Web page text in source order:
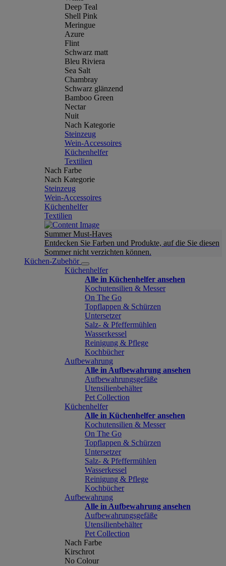
Deep Teal
Shell Pink
Meringue
Azure
Flint
Schwarz matt
Bleu Riviera
Sea Salt
Chambray
Schwarz glänzend
Bamboo Green
Nectar
Nuit
Nach Kategorie
Steinzeug
Wein-Accessoires
Küchenhelfer
Textilien
Nach Farbe
Nach Kategorie
Steinzeug
Wein-Accessoires
Küchenhelfer
Textilien
Summer Must-Haves
Entdecken Sie Farben und Produkte, auf die Sie diesen
Sommer nicht verzichten können.
Küchen-Zubehör
Küchenhelfer
Alle in Küchenhelfer ansehen
Kochutensilien & Messer
On The Go
Topflappen & Schürzen
Untersetzer
Salz- & Pfeffermühlen
Wasserkessel
Reinigung & Pflege
Kochbücher
Aufbewahrung
Alle in Aufbewahrung ansehen
Aufbewahrungsgefäße
Utensilienbehälter
Pet Collection
Küchenhelfer
Alle in Küchenhelfer ansehen
Kochutensilien & Messer
On The Go
Topflappen & Schürzen
Untersetzer
Salz- & Pfeffermühlen
Wasserkessel
Reinigung & Pflege
Kochbücher
Aufbewahrung
Alle in Aufbewahrung ansehen
Aufbewahrungsgefäße
Utensilienbehälter
Pet Collection
Nach Farbe
Kirschrot
No Colour